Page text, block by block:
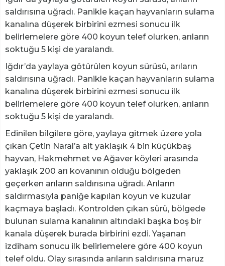
saldırısına uğradı. Panikle kaçan hayvanların sulama
kanalına düşerek birbirini ezmesi sonucu ilk
belirlemelere göre 400 koyun telef olurken, arıların
soktuğu 5 kişi de yaralandı.
Iğdır’da yaylaya götürülen koyun sürüsü, arıların
saldırısına uğradı. Panikle kaçan hayvanların sulama
kanalına düşerek birbirini ezmesi sonucu ilk
belirlemelere göre 400 koyun telef olurken, arıların
soktuğu 5 kişi de yaralandı.
Edinilen bilgilere göre, yaylaya gitmek üzere yola
çıkan Çetin Naral’a ait yaklaşık 4 bin küçükbaş
hayvan, Hakmehmet ve Ağaver köyleri arasında
yaklaşık 200 arı kovanının olduğu bölgeden
geçerken arıların saldırısına uğradı. Arıların
saldırmasıyla paniğe kapılan koyun ve kuzular
kaçmaya başladı. Kontrolden çıkan sürü, bölgede
bulunan sulama kanalının altındaki başka boş bir
kanala düşerek burada birbirini ezdi. Yaşanan
izdiham sonucu ilk belirlemelere göre 400 koyun
telef oldu. Olay sırasında arıların saldırısına maruz